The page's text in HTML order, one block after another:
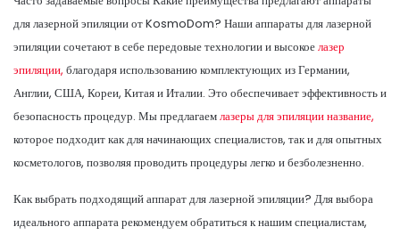
для лазерной эпиляции от KosmoDom? Наши аппараты для лазерной
эпиляции сочетают в себе передовые технологии и высокоелазер
эпиляции, благодаря использованию комплектующих из Германии,
Англии, США, Кореи, Китая и Италии. Это обеспечивает эффективность и
безопасность процедур. Мы предлагаемлазеры для эпиляции название,
которое подходит как для начинающих специалистов, так и для опытных
косметологов, позволяя проводить процедуры легко и безболезненно.
Как выбрать подходящий аппарат для лазерной эпиляции? Для выбора
идеального аппарата рекомендуем обратиться к нашим специалистам,